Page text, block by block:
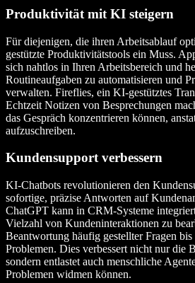
Produktivität mit KI steigern
Für diejenigen, die ihren Arbeitsablauf
gestützte Produktivitätstools ein Muss.
sich nahtlos in Ihren Arbeitsbereich und
Routineaufgaben zu automatisieren und
verwalten. Fireflies, ein KI-gestütztes
Echtzeit Notizen von Besprechungen
das Gespräch konzentrieren können,
aufzuschreiben.
Kundensupport verbessern
KI-Chatbots revolutionieren den
sofortige, präzise Antworten auf
ChatGPT kann in CRM-Systeme
Vielzahl von Kundeninteraktionen zu
Beantwortung häufig gestellter Fragen
Problemen. Dies verbessert nicht nur die
sondern entlastet auch menschliche
Problemen widmen können.